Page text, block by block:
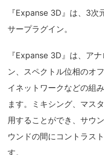
『Expanse 3D』は、3次
サープラグイン。
『Expanse 3D』は、ア
ン、スペクトル位相のオ
イネットワークなどの組
ます。ミキシング、マス
用することができ、サウ
ウンドの間にコントラス
す。